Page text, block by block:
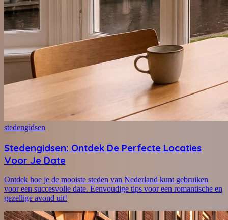
stedengidsen
Stedengidsen: Ontdek De Perfecte Locaties
Voor Je Date
Ontdek hoe je de mooiste steden van Nederland kunt gebruiken
voor een succesvolle date. Eenvoudige tips voor een romantische en
gezellige avond uit!